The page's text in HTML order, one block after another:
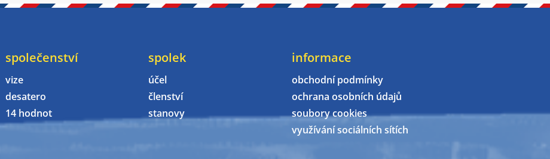
společenství
vize
desatero
14 hodnot
spolek
účel
členství
stanovy
informace
obchodní podmínky
ochrana osobních údajů
soubory cookies
využívání sociálních sítích